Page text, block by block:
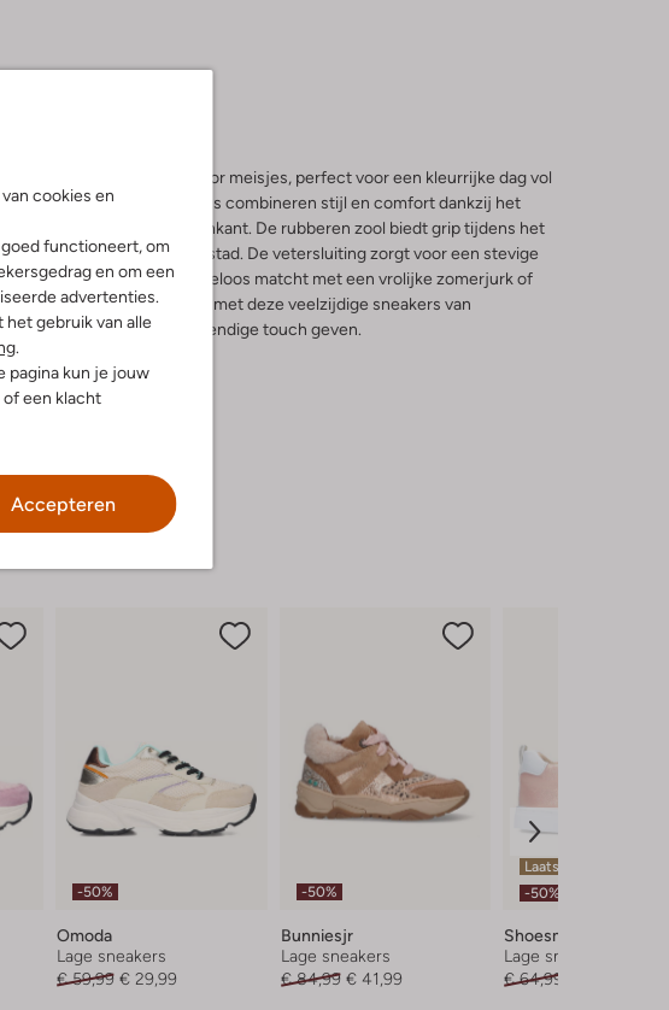
cookies en
functioneert, om
en om een
advertenties.
het gebruik van alle
.
pagina kun je jouw
een klacht
Accepteren
SIA SPRING sneakers voor meisjes, perfect voor een kleurrijke dag vol
sneakers met ronde neus combineren stijl en comfort dankzij het
en de katoenen binnenkant. De rubberen zool biedt grip tijdens het
of een wandeling door de stad. De vetersluiting zorgt voor een stevige
multi-kleurige look moeiteloos matcht met een vrolijke zomerjurk of
Laat je kleine dame stralen met deze veelzijdige sneakers van
elke outfit een frisse en levendige touch geven.
-50%
Omoda
Lage sneakers
€ 59,99 € 29,99
-50%
Bunniesjr
Lage sneakers
€ 84,99 € 41,99
Laatste maten
-50%
Shoesme
Lage sneakers
€ 64,99